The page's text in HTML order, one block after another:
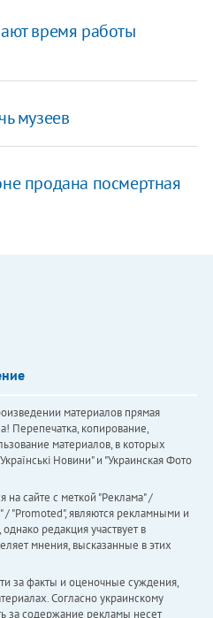
время работы
музеев
продана посмертная
материалов прямая
Перепечатка, копирование,
материалов, в которых
Новини" и "Украинская Фото
сайте с меткой "Реклама" /
"Promoted", являются рекламными и
редакция участвует в
мнения, высказанные в этих
за факты и оценочные суждения,
Согласно украинскому
за содержание рекламы несет